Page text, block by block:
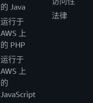
的 Java
运行于
AWS 上
的 PHP
运行于
AWS 上
的
JavaScript
法律